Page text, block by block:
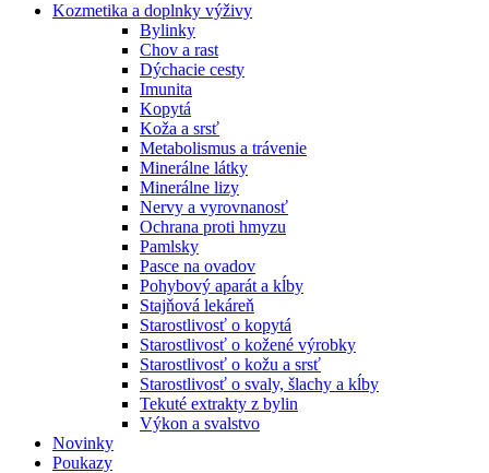
Kozmetika a doplnky výživy
Bylinky
Chov a rast
Dýchacie cesty
Imunita
Kopytá
Koža a srsť
Metabolismus a trávenie
Minerálne látky
Minerálne lizy
Nervy a vyrovnanosť
Ochrana proti hmyzu
Pamlsky
Pasce na ovadov
Pohybový aparát a kĺby
Stajňová lekáreň
Starostlivosť o kopytá
Starostlivosť o kožené výrobky
Starostlivosť o kožu a srsť
Starostlivosť o svaly, šlachy a kĺby
Tekuté extrakty z bylin
Výkon a svalstvo
Novinky
Poukazy